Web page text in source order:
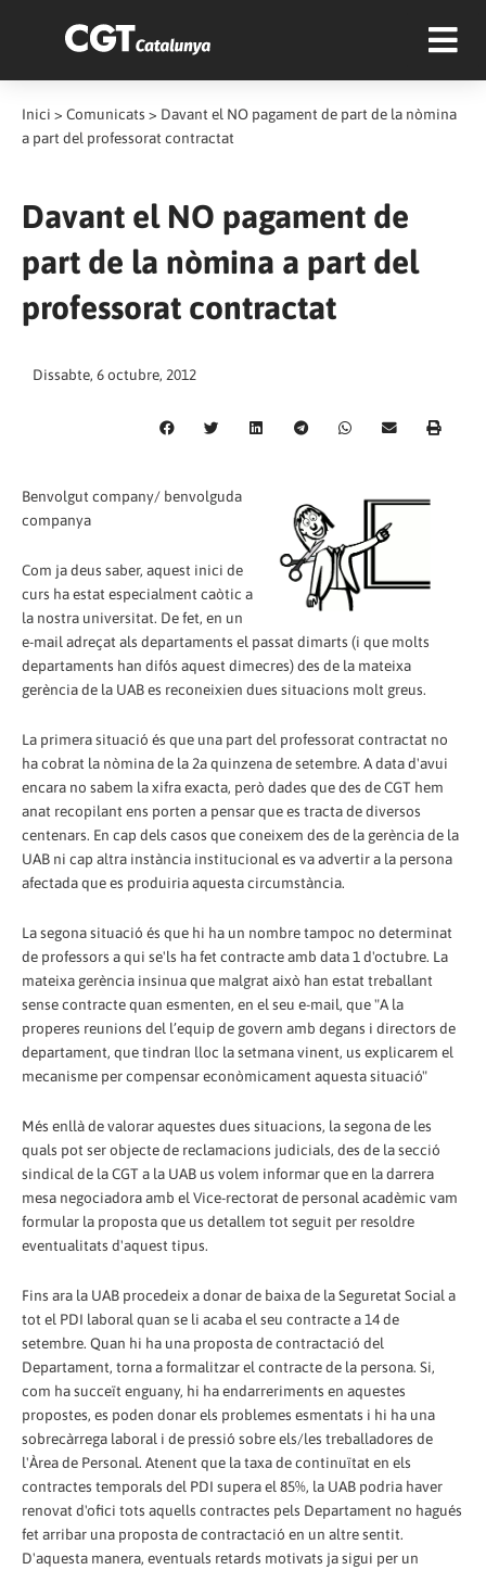
Inici > Comunicats > Davant el NO pagament de part de la nòmina
a part del professorat contractat
Davant el NO pagament de
part de la nòmina a part del
professorat contractat
Dissabte, 6 octubre, 2012
Benvolgut company/ benvolguda
companya
Com ja deus saber, aquest inici de
curs ha estat especialment caòtic a
la nostra universitat. De fet, en un
e-mail adreçat als departaments el passat dimarts (i que molts
departaments han difós aquest dimecres) des de la mateixa
gerència de la UAB es reconeixien dues situacions molt greus.
La primera situació és que una part del professorat contractat no
ha cobrat la nòmina de la 2a quinzena de setembre. A data d'avui
encara no sabem la xifra exacta, però dades que des de CGT hem
anat recopilant ens porten a pensar que es tracta de diversos
centenars. En cap dels casos que coneixem des de la gerència de la
UAB ni cap altra instància institucional es va advertir a la persona
afectada que es produiria aquesta circumstància.
La segona situació és que hi ha un nombre tampoc no determinat
de professors a qui se'ls ha fet contracte amb data 1 d'octubre. La
mateixa gerència insinua que malgrat això han estat treballant
sense contracte quan esmenten, en el seu e-mail, que "A la
properes reunions del l’equip de govern amb degans i directors de
departament, que tindran lloc la setmana vinent, us explicarem el
mecanisme per compensar econòmicament aquesta situació"
Més enllà de valorar aquestes dues situacions, la segona de les
quals pot ser objecte de reclamacions judicials, des de la secció
sindical de la CGT a la UAB us volem informar que en la darrera
mesa negociadora amb el Vice-rectorat de personal acadèmic vam
formular la proposta que us detallem tot seguit per resoldre
eventualitats d'aquest tipus.
Fins ara la UAB procedeix a donar de baixa de la Seguretat Social a
tot el PDI laboral quan se li acaba el seu contracte a 14 de
setembre. Quan hi ha una proposta de contractació del
Departament, torna a formalitzar el contracte de la persona. Si,
com ha succeït enguany, hi ha endarreriments en aquestes
propostes, es poden donar els problemes esmentats i hi ha una
sobrecàrrega laboral i de pressió sobre els/les treballadores de
l'Àrea de Personal. Atenent que la taxa de continuïtat en els
contractes temporals del PDI supera el 85%, la UAB podria haver
renovat d'ofici tots aquells contractes pels Departament no hagués
fet arribar una proposta de contractació en un altre sentit.
D'aquesta manera, eventuals retards motivats ja sigui per un